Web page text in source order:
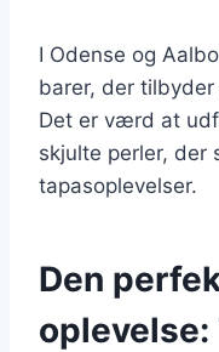
I Odense og
barer, der
Det er værd at
skjulte perler, der
tapasoplevelser.
Den